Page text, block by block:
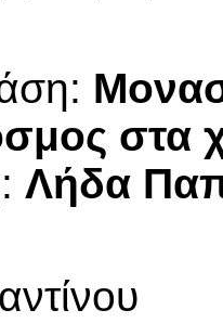
στα
Λήδα